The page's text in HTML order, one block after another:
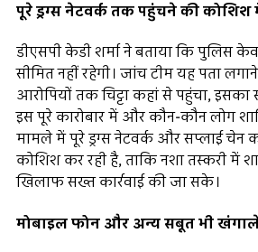
पूरे ड्रग्स नेटवर्क तक पहुंचने की
डीएसपी केडी शर्मा ने बताया कि पुलिस
सीमित नहीं रहेगी। जांच टीम यह पता
आरोपियों तक चिट्टा कहां से पहुंचा,
इस पूरे कारोबार में और कौन-कौन लोग
मामले में पूरे ड्रग्स नेटवर्क और सप्लाई चेन
कोशिश कर रही है, ताकि नशा तस्करी में
खिलाफ सख्त कार्रवाई की जा सके।
मोबाइल फोन और अन्य सबूत भी